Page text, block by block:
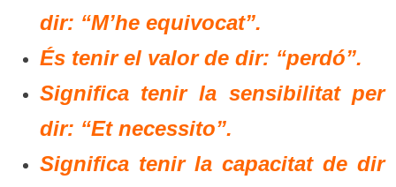
dir: “M’he equivocat”.
És tenir el valor de dir: “perdó”.
Significa tenir la sensibilitat per
dir: “Et necessito”.
Significa tenir la capacitat de dir